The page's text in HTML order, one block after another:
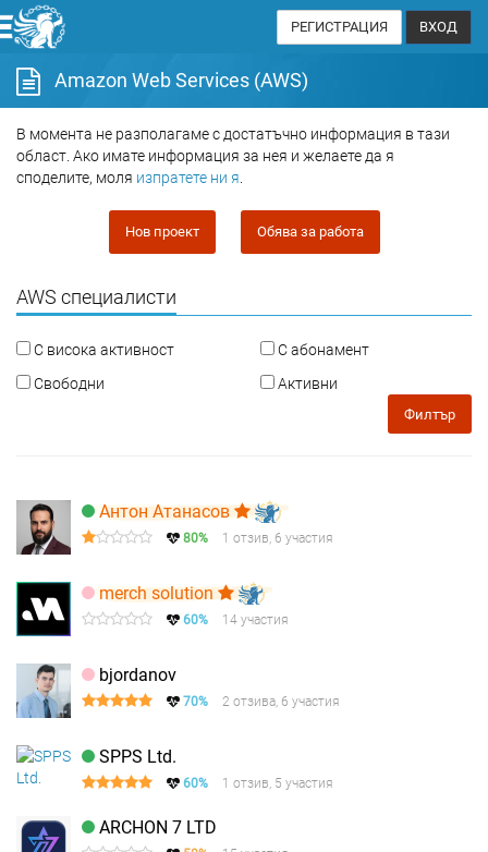
РЕГИСТРАЦИЯ ВХОД
Amazon Web Services (AWS)
В момента не разполагаме с достатъчно информация в тази
област. Ако имате информация за нея и желаете да я
споделите, моля изпратете ни я
Нов проект Обява за работа
AWS специалисти
С висока активност
С абонамент
Свободни
Активни
Филтър
Антон Атанасов
80% 1 отзив, 6 участия
merch solution
60% 14 участия
bjordanov
70% 2 отзива, 6 участия
SPPS Ltd.
60% 1 отзив, 5 участия
ARCHON 7 LTD